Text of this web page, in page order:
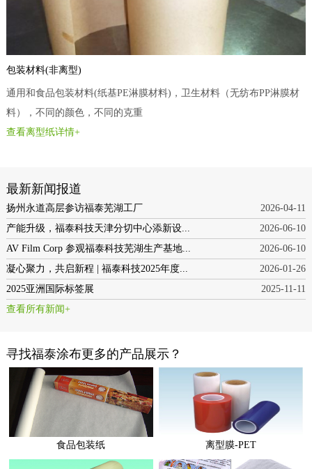
包装材料(非离型)
通用和食品包装材料(纸基PE淋膜材料)，卫生材料（无纺布PP淋膜材
料），不同的颜色，不同的克重
查看离型纸详情+
最新新闻报道
扬州永道高层参访福泰芜湖工厂
2026-04-11
产能升级，福泰科技天津分切中心添新设...
2026-06-10
AV Film Corp 参观福泰科技芜湖生产基地...
2026-06-10
凝心聚力，共启新程 | 福泰科技2025年度...
2026-01-26
2025亚洲国际标签展
2025-11-11
查看所有新闻+
寻找福泰涂布更多的产品展示？
食品包装纸 离型膜-PET